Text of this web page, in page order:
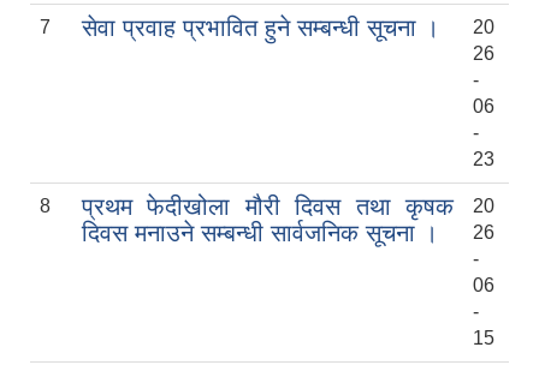
7 सेवा प्रवाह प्रभावित हुने सम्बन्धी सूचना ।
20
26
-
06
-
23
8
प्रथम फेदीखोला मौरी दिवस तथा कृषक
दिवस मनाउने सम्बन्धी सार्वजनिक सूचना ।
20
26
-
06
-
15